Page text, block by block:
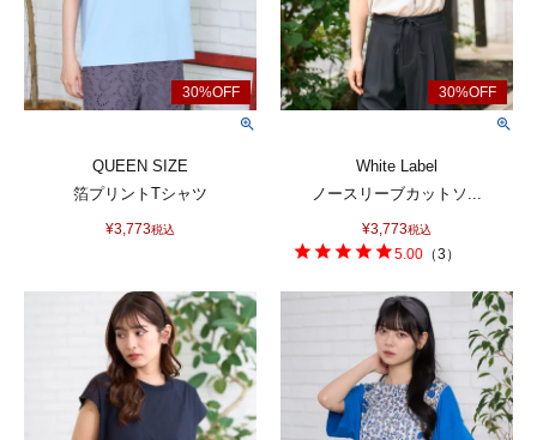
QUEEN SIZE
箔プリントTシャツ
¥3,773税込
White Label
ノースリーブカットソ...
¥3,773税込
5.00 （3 ）